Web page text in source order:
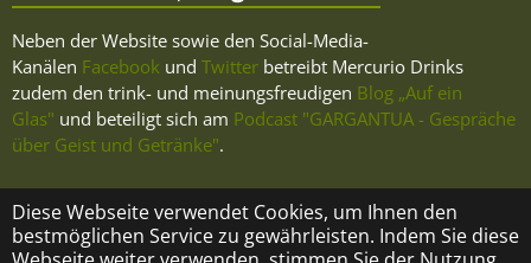
Diese Webseite verwendet Cookies, um Ihnen den
bestmöglichen Service zu gewährleisten. Indem Sie diese
Neben der Website sowie den Social-Media-
Kanälen Facebook und Twitter betreibt Mercurio Drinks
zudem den trink- und meinungsfreudigen Blog „Auf ein
Glas" und beteiligt sich am Podcast "GARGANTUA - Gespräche
über Geist und Getränke".